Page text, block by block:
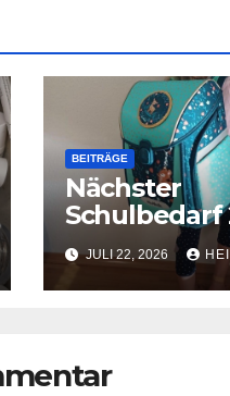
BEITRÄGE
Nächster
Schulbedarf
JULI 22, 2026